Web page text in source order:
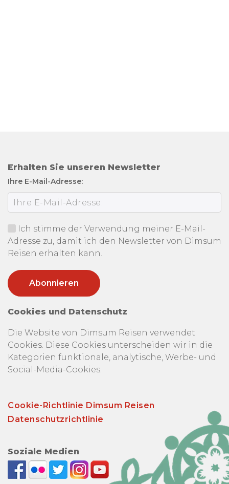
Erhalten Sie unseren Newsletter
Ihre E-Mail-Adresse:
Ich stimme der Verwendung meiner E-Mail-
Adresse zu, damit ich den Newsletter von Dimsum
Reisen erhalten kann.
Cookies und Datenschutz
Die Website von Dimsum Reisen verwendet
Cookies. Diese Cookies unterscheiden wir in die
Kategorien funktionale, analytische, Werbe- und
Social-Media-Cookies.
Cookie-Richtlinie Dimsum Reisen
Datenschutzrichtlinie
Soziale Medien